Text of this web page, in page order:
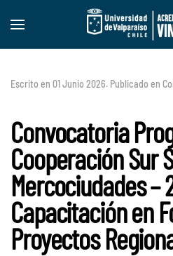
Skip to main content
Escrito en 01 Junio 2026. Publicado en
Convocatoria
Cooperación Sur
Mercociudades –
Capacitación en
Proyectos